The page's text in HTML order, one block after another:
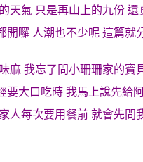
天氣 只是再山上的九份 還
開囉 人潮也不少呢 這篇就
麻 我忘了問小珊珊家的寶
要大口吃時 我馬上說先給
人每次要用餐前 就會先問